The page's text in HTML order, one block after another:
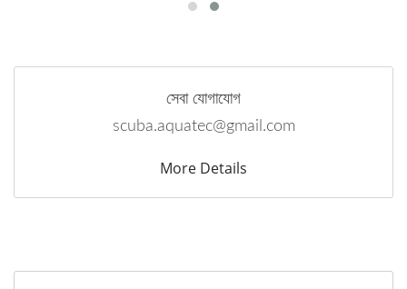
সেবা যোগাযোগ
scuba.aquatec@gmail.com
More Details